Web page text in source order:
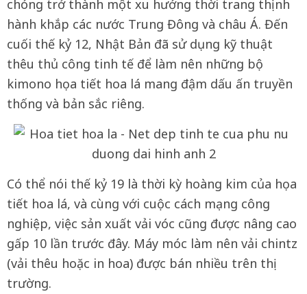
chóng trở thành một xu hướng thời trang thịnh
hành khắp các nước Trung Đông và châu Á. Đến
cuối thế kỷ 12, Nhật Bản đã sử dụng kỹ thuật
thêu thủ công tinh tế để làm nên những bộ
kimono họa tiết hoa lá mang đậm dấu ấn truyền
thống và bản sắc riêng.
Có thể nói thế kỷ 19 là thời kỳ hoàng kim của họa
tiết hoa lá, và cùng với cuộc cách mạng công
nghiệp, việc sản xuất vải vóc cũng được nâng cao
gấp 10 lần trước đây. Máy móc làm nên vải chintz
(vải thêu hoặc in hoa) được bán nhiều trên thị
trường.